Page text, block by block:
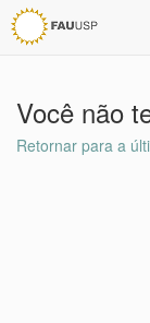
Você não
Retornar para a